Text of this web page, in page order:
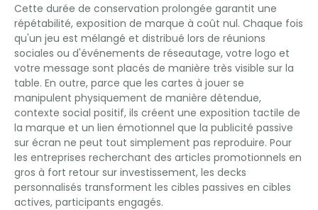
Cette durée de conservation prolongée garantit une
répétabilité, exposition de marque à coût nul. Chaque fois
qu'un jeu est mélangé et distribué lors de réunions
sociales ou d'événements de réseautage, votre logo et
votre message sont placés de manière très visible sur la
table. En outre, parce que les cartes à jouer se
manipulent physiquement de manière détendue,
contexte social positif, ils créent une exposition tactile de
la marque et un lien émotionnel que la publicité passive
sur écran ne peut tout simplement pas reproduire. Pour
les entreprises recherchant des articles promotionnels en
gros à fort retour sur investissement, les decks
personnalisés transforment les cibles passives en cibles
actives, participants engagés.